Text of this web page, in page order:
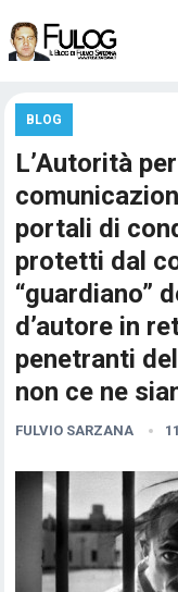
BLOG
L’Autorità
portali di
protetti dal
“guardiano”
d’autore in
penetranti
non ce ne
FULVIO SARZANA